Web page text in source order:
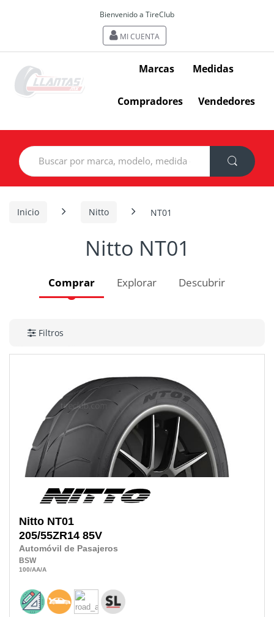
Bienvenido a TireClub
MI CUENTA
Marcas Medidas
Compradores Vendedores
Search
for:
Inicio Nitto NT01
Nitto NT01
Comprar Explorar Descubrir
Filtros
Nitto NT01
205/55ZR14 85V
Automóvil de Pasajeros
BSW
100/AA/A